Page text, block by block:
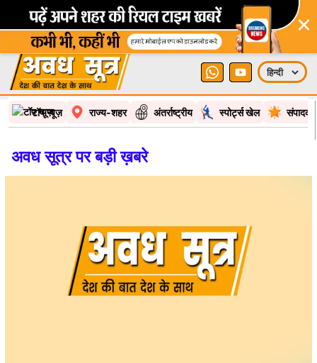
×
टॉप न्यूज़ राज्य-शहर अंतर्राष्ट्रीय स्पोर्ट्स खेल
अवध सूत्र पर बड़ी ख़बरे